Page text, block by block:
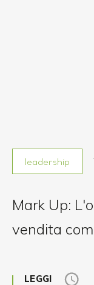
leadership
Mark Up:
vendita
LEGGI